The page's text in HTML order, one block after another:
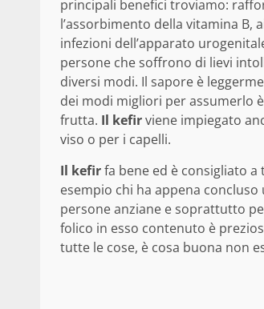
principali benefici troviamo:
l’assorbimento della vitamina B,
infezioni dell’apparato
persone che soffrono di lievi
diversi modi. Il sapore è
dei modi migliori per assumerlo
frutta. Il kefirviene impiegato
viso o per i capelli.
Il kefirfa bene ed è consigliato
esempio chi ha appena
persone anziane e soprattutto
folico in esso contenuto è
tutte le cose, è cosa buona non